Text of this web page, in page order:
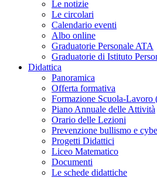
Le notizie
Le circolari
Calendario eventi
Albo online
Graduatorie Personale ATA
Graduatorie di Istituto
Didattica
Panoramica
Offerta formativa
Formazione Scuola-Lavoro
Piano Annuale delle Attività
Orario delle Lezioni
Prevenzione bullismo e
Progetti Didattici
Liceo Matematico
Documenti
Le schede didattiche